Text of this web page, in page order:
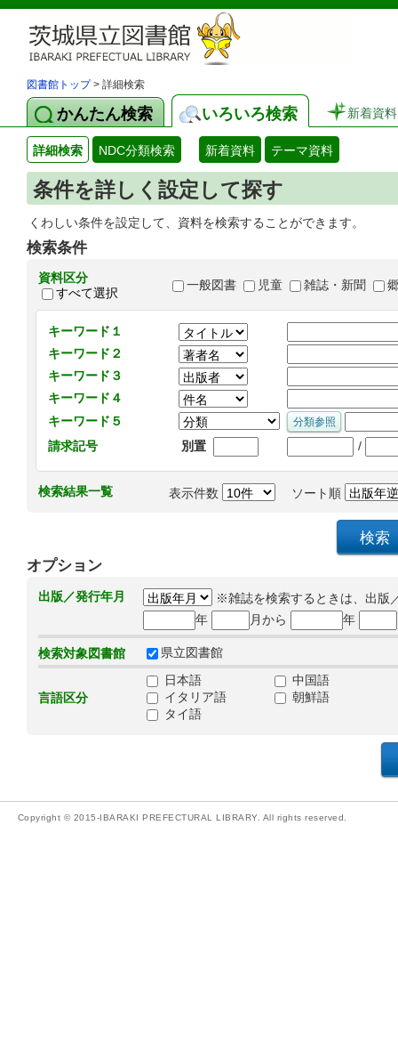
図書館トップ> 詳細検索
かんたん検索 いろいろ検索 新着資料
詳細検索 NDC分類検索 新着資料 テーマ資料
条件を詳しく設定して探す
くわしい条件を設定して、資料を検索することができます。
検索条件
資料区分
すべて選択
一般図書 児童 雑誌・新聞
キーワード１
キーワード２
キーワード３
キーワード４
キーワード５
請求記号
別置 /
検索結果一覧 表示件数 ソート順
オプション
出版／発行年月
※雑誌を検索するときは、出版
年
月から 年
検索対象図書館 県立図書館
言語区分
日本語
中国語
イタリア語
朝鮮語
タイ語
Copyright © 2015-IBARAKI PREFECTURAL LIBRARY. All rights reserved.